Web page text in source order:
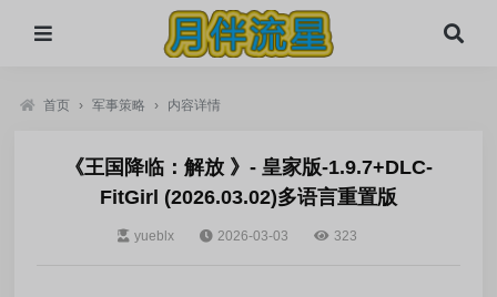
首页 › 军事策略 › 内容详情
《王国降临：解放 》- 皇家版-1.9.7+DLC-
FitGirl (2026.03.02)多语言重置版
yueblx 2026-03-03 323